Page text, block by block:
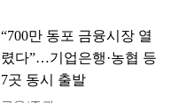
“700만 동포 금융시장 열
렸다”…기업은행·농협 등
7곳 동시 출발